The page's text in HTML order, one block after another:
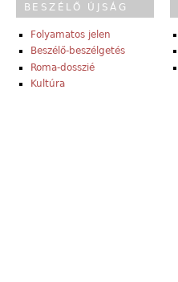
BESZÉLŐ ÚJSÁG
Folyamatos jelen
Beszélő-beszélgetés
Roma-dosszié
Kultúra